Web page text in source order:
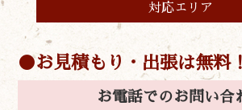
対応エリア
お見積もり・出張は無料！
お電話でのお問い合